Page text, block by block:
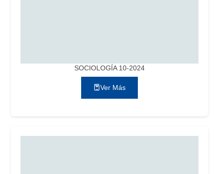
SOCIOLOGÍA 10-2024
Ver Más